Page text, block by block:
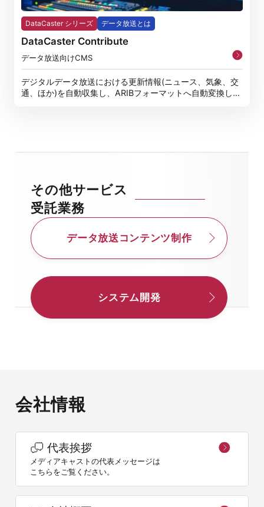
DataCaster シリーズ データ放送とは
DataCaster Contribute
データ放送向けCMS
デジタルデータ放送における更新情報(ニュース、気象、交
通、ほか)を自動収集し、ARIBフォーマットへ自動変換しデ
その他サービス
受託業務
データ放送コンテンツ制作
システム開発
会社情報
代表挨拶
メディアキャストの代表メッセージは
こちらをご覧ください。